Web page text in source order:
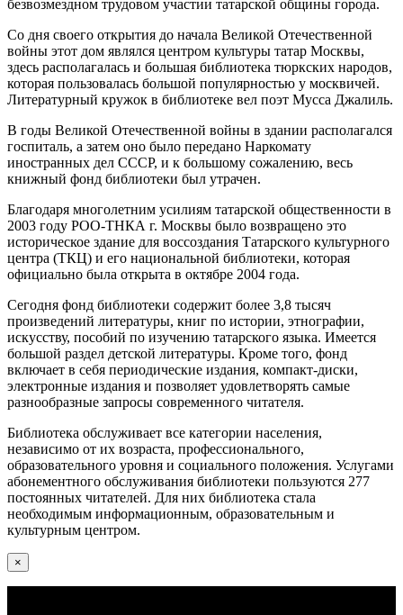
безвозмездном трудовом участии татарской общины города.
Со дня своего открытия до начала Великой Отечественной
войны этот дом являлся центром культуры татар Москвы,
здесь располагалась и большая библиотека тюркских народов,
которая пользовалась большой популярностью у москвичей.
Литературный кружок в библиотеке вел поэт Мусса Джалиль.
В годы Великой Отечественной войны в здании располагался
госпиталь, а затем оно было передано Наркомату
иностранных дел СССР, и к большому сожалению, весь
книжный фонд библиотеки был утрачен.
Благодаря многолетним усилиям татарской общественности в
2003 году РОО-ТНКА г. Москвы было возвращено это
историческое здание для воссоздания Татарского культурного
центра (ТКЦ) и его национальной библиотеки, которая
официально была открыта в октябре 2004 года.
Сегодня фонд библиотеки содержит более 3,8 тысяч
произведений литературы, книг по истории, этнографии,
искусству, пособий по изучению татарского языка. Имеется
большой раздел детской литературы. Кроме того, фонд
включает в себя периодические издания, компакт-диски,
электронные издания и позволяет удовлетворять самые
разнообразные запросы современного читателя.
Библиотека обслуживает все категории населения,
независимо от их возраста, профессионального,
образовательного уровня и социального положения. Услугами
абонементного обслуживания библиотеки пользуются 277
постоянных читателей. Для них библиотека стала
необходимым информационным, образовательным и
культурным центром.
×